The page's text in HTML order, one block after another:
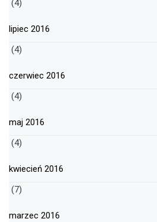
(4)
lipiec 2016
(4)
czerwiec 2016
(4)
maj 2016
(4)
kwiecień 2016
(7)
marzec 2016